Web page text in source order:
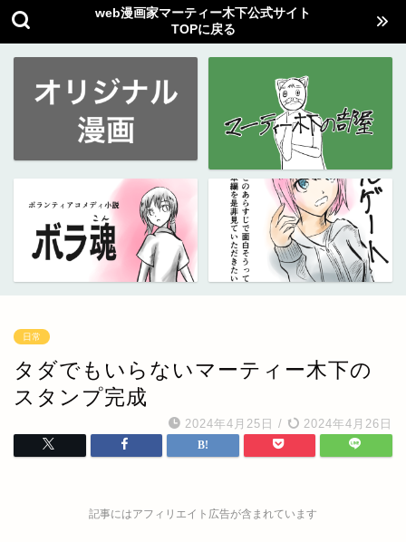
web漫画家マーティー木下公式サイト
TOPに戻る
日常
タダでもいらないマーティー木下の
スタンプ完成
2024年4月25日 / 2024年4月26日
記事にはアフィリエイト広告が含まれています